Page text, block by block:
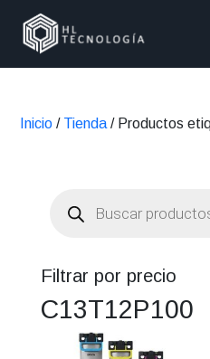
Inicio / Tienda / Productos
productos
Filtrar por precio
C13T12P100